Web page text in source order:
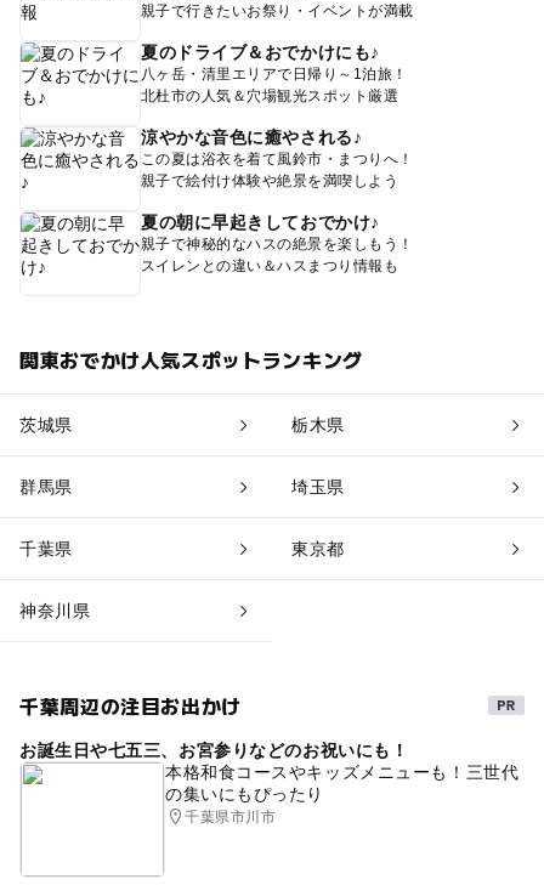
親子で行きたいお祭り・イベントが満載
夏のドライブ＆おでかけにも♪
八ヶ岳・清里エリアで日帰り～1泊旅！
北杜市の人気＆穴場観光スポット厳選
涼やかな音色に癒やされる♪
この夏は浴衣を着て風鈴市・まつりへ！
親子で絵付け体験や絶景を満喫しよう
夏の朝に早起きしておでかけ♪
親子で神秘的なハスの絶景を楽しもう！
スイレンとの違い＆ハスまつり情報も
関東おでかけ人気スポットランキング
茨城県 栃木県
群馬県 埼玉県
千葉県 東京都
神奈川県
千葉周辺の注目お出かけ
お誕生日や七五三、お宮参りなどのお祝いにも！
本格和食コースやキッズメニューも！三世代
の集いにもぴったり
千葉県市川市